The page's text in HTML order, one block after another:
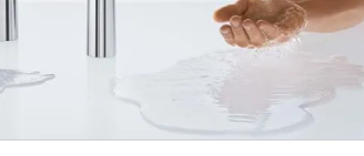
обмежена
29 619. 00
обмежена
00
грн/шт